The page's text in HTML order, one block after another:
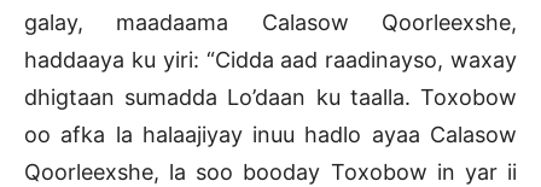
galay, maadaama Calasow Qoorleexshe,
haddaaya ku yiri: “Cidda aad raadinayso, waxay
dhigtaan sumadda Lo’daan ku taalla. Toxobow
oo afka la halaajiyay inuu hadlo ayaa Calasow
Qoorleexshe, la soo booday Toxobow in yar ii